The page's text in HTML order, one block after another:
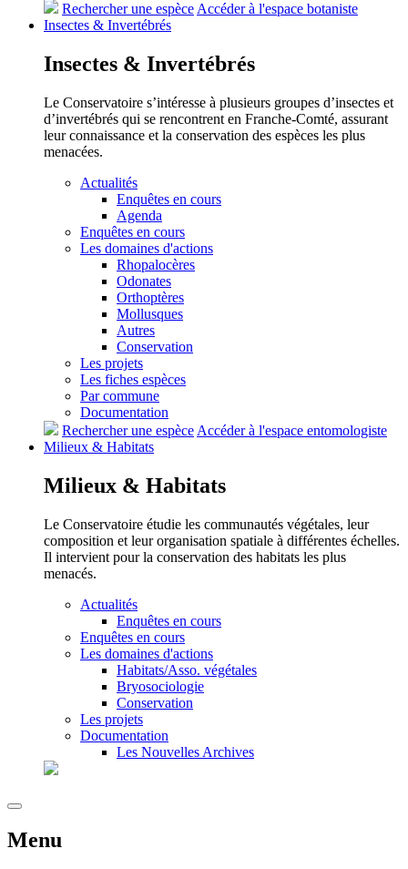
Rechercher une espèceAccéder à l'espace botaniste
Insectes & Invertébrés
Insectes & Invertébrés
Le Conservatoire s’intéresse à plusieurs groupes d’insectes et
d’invertébrés qui se rencontrent en Franche-Comté, assurant
leur connaissance et la conservation des espèces les plus
menacées.
Actualités
Enquêtes en cours
Agenda
Enquêtes en cours
Les domaines d'actions
Rhopalocères
Odonates
Orthoptères
Mollusques
Autres
Conservation
Les projets
Les fiches espèces
Par commune
Documentation
Rechercher une espèce Accéder à l'espace entomologiste
Milieux & Habitats
Milieux & Habitats
Le Conservatoire étudie les communautés végétales, leur
composition et leur organisation spatiale à différentes échelles.
Il intervient pour la conservation des habitats les plus
menacés.
Actualités
Enquêtes en cours
Enquêtes en cours
Les domaines d'actions
Habitats/Asso. végétales
Bryosociologie
Conservation
Les projets
Documentation
Les Nouvelles Archives
Menu